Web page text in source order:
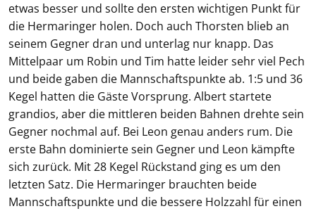
etwas besser und sollte den ersten wichtigen Punkt für
die Hermaringer holen. Doch auch Thorsten blieb an
seinem Gegner dran und unterlag nur knapp. Das
Mittelpaar um Robin und Tim hatte leider sehr viel Pech
und beide gaben die Mannschaftspunkte ab. 1:5 und 36
Kegel hatten die Gäste Vorsprung. Albert startete
grandios, aber die mittleren beiden Bahnen drehte sein
Gegner nochmal auf. Bei Leon genau anders rum. Die
erste Bahn dominierte sein Gegner und Leon kämpfte
sich zurück. Mit 28 Kegel Rückstand ging es um den
letzten Satz. Die Hermaringer brauchten beide
Mannschaftspunkte und die bessere Holzzahl für einen